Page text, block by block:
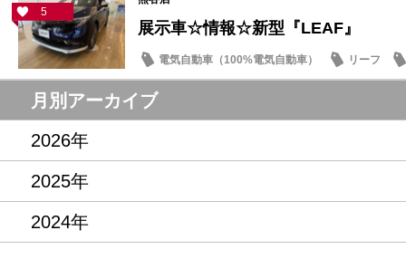
5
展示車☆情報☆新型『LEAF』
電気自動車（100%電気自動車）
リーフ
新型車
月別アーカイブ
2026年
2025年
2024年